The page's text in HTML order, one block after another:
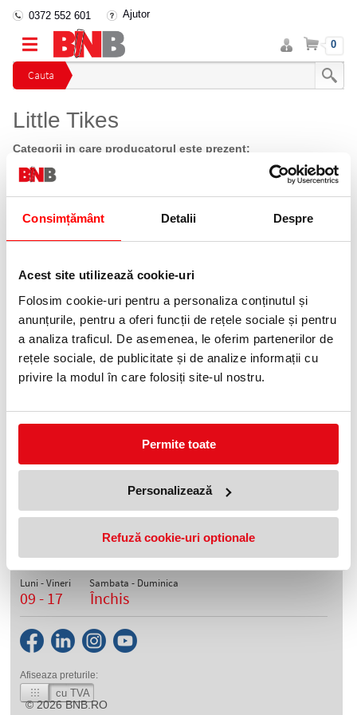
Consimțământ Detalii Despre
Acest site utilizează cookie-uri
Folosim cookie-uri pentru a personaliza conținutul și
anunțurile, pentru a oferi funcții de rețele sociale și pentru
a analiza traficul. De asemenea, le oferim partenerilor de
rețele sociale, de publicitate și de analize informații cu
privire la modul în care folosiți site-ul nostru.
Permite toate
Personalizează
Refuză cookie-uri optionale
Cauta
0372 552 601 Ajutor
Intra
in
cont
Cos 0
Little Tikes
Categorii in care producatorul este prezent:
Jucarii de rol
Ordoneaza dupa:
Bucatarie Pentru Copii Little
699,90 lei(pret cu TVA)
0372 552 601
Orar depozite
Luni - Vineri
09 - 17
Sambata - Duminica
Închis
Afiseaza preturile:
cu TVA
© 2026BNB.RO